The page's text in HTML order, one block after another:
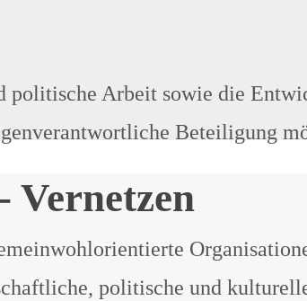
politische Arbeit sowie die
Beteiligung
politische und
Vernetzen